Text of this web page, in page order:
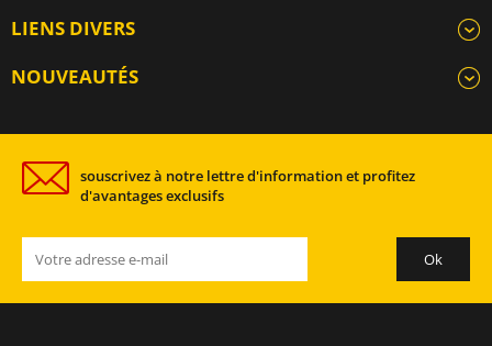
LIENS DIVERS
NOUVEAUTÉS
souscrivez à notre lettre d'information et profitez
d'avantages exclusifs